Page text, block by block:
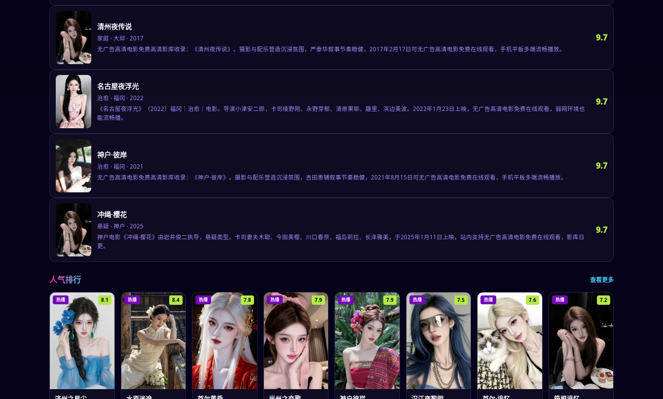
清州夜传说
家庭 · 大邱 · 2017
无广告高清电影免费高清影库收录：《清州夜传说》。摄影与配乐营造沉浸氛围，严泰华叙事节奏稳健，2017年2月17日可无广告高清电影免费在线观看，手机平板多端流畅播放。
9.7
名古屋夜浮光
治愈 · 福冈 · 2022
《名古屋夜浮光》（2022）福冈｜治愈｜电影。导演小津安二郎，卡司绫野刚、永野芽郁、清原果耶、趣里、滨边美波。2022年1月23日上映，无广告高清电影免费在线观看，弱网环境也
能流畅播。
9.7
神户·彼岸
治愈 · 福冈 · 2021
无广告高清电影免费高清影库收录：《神户·彼岸》。摄影与配乐营造沉浸氛围，吉田恵辅叙事节奏稳健，2021年8月15日可无广告高清电影免费在线观看，手机平板多端流畅播放。
9.7
冲绳·樱花
悬疑 · 神户 · 2025
神户电影《冲绳·樱花》由岩井俊二执导，悬疑类型。卡司妻夫木聪、今田美樱、川口春奈、福岛莉拉、长泽雅美，于2025年1月11日上映，站内支持无广告高清电影免费在线观看，影库日
更。
9.7
人气排行 查看更多
热播 8.1 热播 8.4 热播 7.8 热播 7.9 热播 7.9 热播 7.5 热播 7.6 热播 7.2